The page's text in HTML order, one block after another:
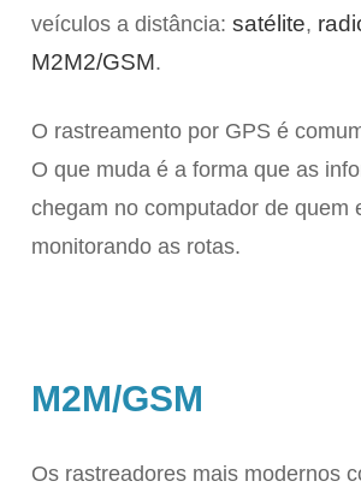
veículos a distância: satélite,
M2M2/GSM.
O rastreamento por GPS é
O que muda é a forma que as
chegam no computador de quem
monitorando as rotas.
M2M/GSM
Os rastreadores mais modernos